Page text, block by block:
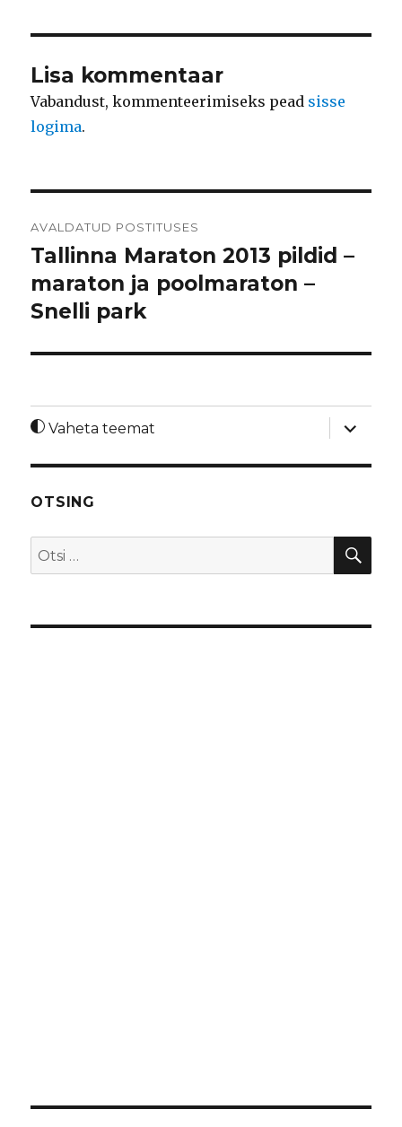
Lisa kommentaar
Vabandust, kommenteerimiseks pead sisse
logima.
AVALDATUD POSTITUSES
Tallinna Maraton 2013 pildid –
maraton ja poolmaraton –
Snelli park
Vaheta teemat
laienda
OTSING
Otsi: